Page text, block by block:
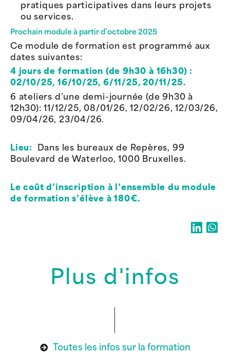
pratiques participatives dans leurs projets
ou services.
Prochain module à partir d’octobre 2025
Ce module de formation est programmé aux
dates suivantes:
4 jours de formation (de 9h30 à 16h30) :
02/10/25, 16/10/25, 6/11/25, 20/11/25.
6 ateliers d’une demi-journée (de 9h30 à
12h30): 11/12/25, 08/01/26, 12/02/26, 12/03/26,
09/04/26, 23/04/26.
Lieu:
Dans les bureaux de Repères, 99
Boulevard de Waterloo, 1000 Bruxelles.
Le coût d’inscription à l’ensemble du module
de formation s’élève à 180€.
Plus d'infos
Toutes les infos sur la formation